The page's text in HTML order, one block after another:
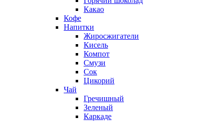
Какао
Кофе
Напитки
Жиросжигатели
Кисель
Компот
Смузи
Сок
Цикорий
Чай
Гречишный
Зеленый
Каркаде